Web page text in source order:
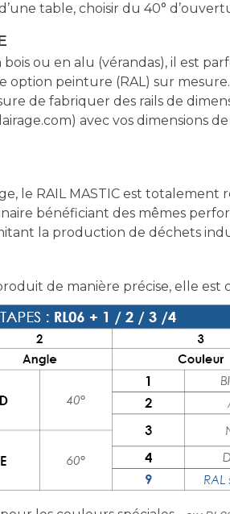
table, choisir du 40°
bois ou en alu (vérandas), il est
option peinture (RAL) sur
de fabriquer des rails de
) avec vos dimensions
le RAIL MASTIC est
bénéficiant des mêmes
la production de déchets
de manière précise, elle